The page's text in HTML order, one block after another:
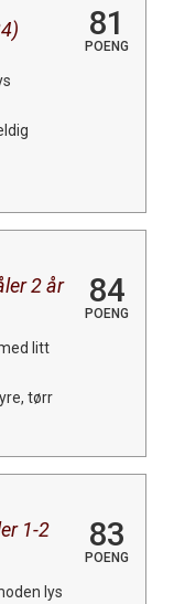
81
POENG
2 år
84
POENG
litt
tørr
1-2
83
POENG
lys